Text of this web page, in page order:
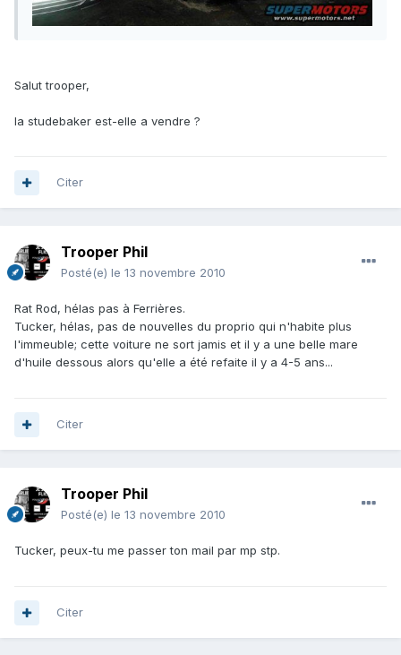
Salut trooper,
la studebaker est-elle a vendre ?
Citer
Trooper Phil
Posté(e) le 13 novembre 2010
Rat Rod, hélas pas à Ferrières.
Tucker, hélas, pas de nouvelles du proprio qui n'habite plus
l'immeuble; cette voiture ne sort jamis et il y a une belle mare
d'huile dessous alors qu'elle a été refaite il y a 4-5 ans...
Citer
Trooper Phil
Posté(e) le 13 novembre 2010
Tucker, peux-tu me passer ton mail par mp stp.
Citer